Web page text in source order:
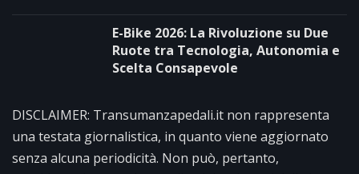
E-Bike 2026: La Rivoluzione su Due
Ruote tra Tecnologia, Autonomia e
Scelta Consapevole
DISCLAIMER: Transumanzapedali.it non rappresenta
una testata giornalistica, in quanto viene aggiornato
senza alcuna periodicità. Non può, pertanto,